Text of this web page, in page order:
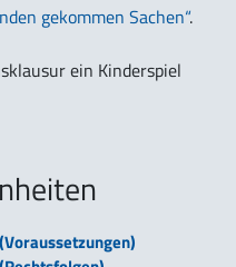
gekommen Sachen“.
ein Kinderspiel